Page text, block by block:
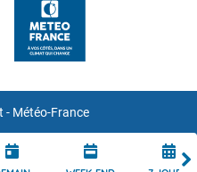
- Météo-France